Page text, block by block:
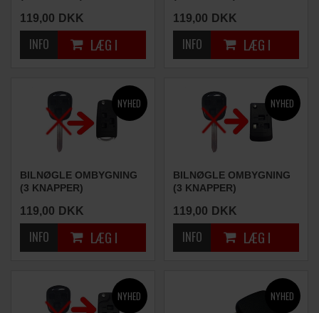
119,00 DKK 119,00 DKK
BILNØGLE OMBYGNING
(3 KNAPPER)
119,00 DKK
BILNØGLE OMBYGNING
(3 KNAPPER)
119,00 DKK